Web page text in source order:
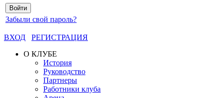
Забыли свой пароль?
ВХОД
РЕГИСТРАЦИЯ
О КЛУБЕ
История
Руководство
Партнеры
Работники клуба